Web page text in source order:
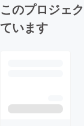
このプロジェ
ています